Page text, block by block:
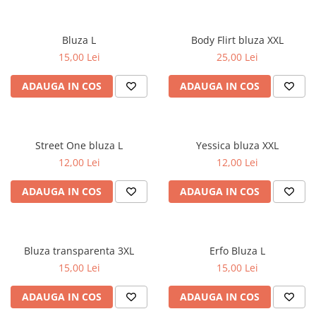
Bluza L
15,00 Lei
ADAUGA IN COS
Body Flirt bluza XXL
25,00 Lei
ADAUGA IN COS
Street One bluza L
12,00 Lei
ADAUGA IN COS
Yessica bluza XXL
12,00 Lei
ADAUGA IN COS
Bluza transparenta 3XL
15,00 Lei
ADAUGA IN COS
Erfo Bluza L
15,00 Lei
ADAUGA IN COS